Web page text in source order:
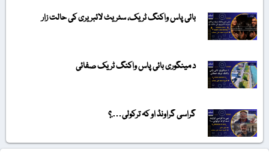
بائی پاس واکنگ ٹریک، سٹریٹ لائبریری کی حالت زار
د مینگوری بائی پاس واکنگ ٹریک صفائی
گراسی گراونڈ او کہ ترکولی….؟